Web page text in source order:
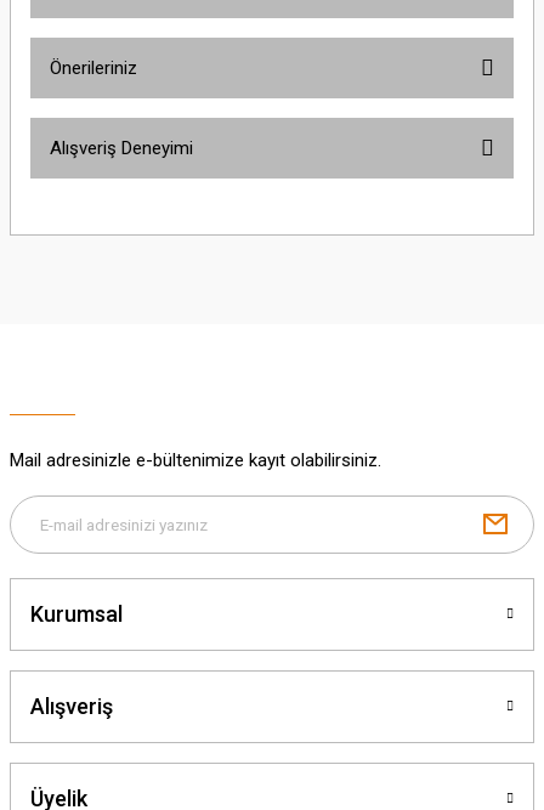
Önerileriniz
yetersiz gördüğünüz noktaları öneri formunu kullanarak tarafımıza
Gönder
Alışveriş Deneyimi
Mail adresinizle e-bültenimize kayıt olabilirsiniz.
Kurumsal
Alışveriş
Üyelik